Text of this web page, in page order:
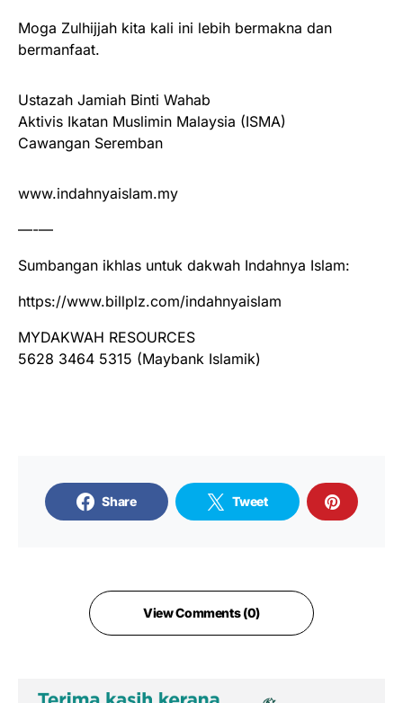
Moga Zulhijjah kita kali ini lebih bermakna dan
bermanfaat.
Ustazah Jamiah Binti Wahab
Aktivis Ikatan Muslimin Malaysia (ISMA)
Cawangan Seremban
www.indahnyaislam.my
—-—
Sumbangan ikhlas untuk dakwah Indahnya Islam:
https://www.billplz.com/indahnyaislam
MYDAKWAH RESOURCES
5628 3464 5315 (Maybank Islamik)
Share Tweet
View Comments (0)